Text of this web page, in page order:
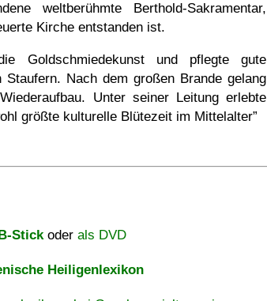
weltberühmte Berthold-Sakramentar,
Kirche entstanden ist.
Goldschmiedekunst und pflegte gute
Staufern. Nach dem großen Brande gelang
Unter seiner Leitung erlebte
größte kulturelle Blütezeit im Mittelalter
Stickoder als DVD
Heiligenlexikon